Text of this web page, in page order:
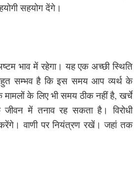
सहयोग देंगे।
भाव में रहेगा। यह एक अच्छी स्थिति
सम्भव है कि इस समय आप व्यर्थ के
के लिए भी समय ठीक नहीं है, खर्चे
जीवन में तनाव रह सकता है। विरोधी
वाणी पर नियंत्रण रखें। जहां तक